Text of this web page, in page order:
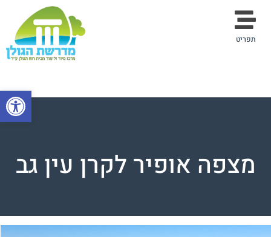
תפריט
מצפה אופיר לקרן עין גב
פתח